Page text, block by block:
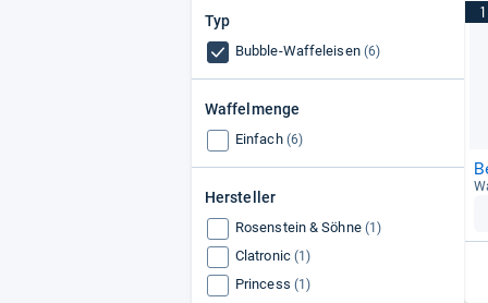
Typ
Bubble-Waffeleisen (6)
Waffelmenge
Einfach (6)
Hersteller
Rosenstein & Söhne (1)
Clatronic (1)
Princess (1)
1